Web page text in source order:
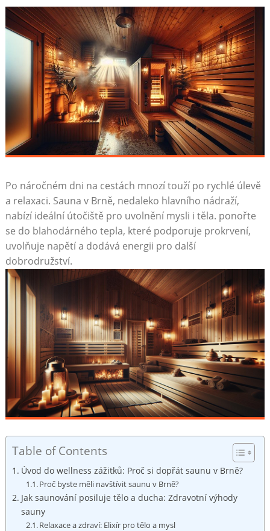
Po náročném dni na cestách mnozí touží po rychlé úlevě
a relaxaci. Sauna v Brně, nedaleko hlavního nádraží,
nabízí ideální útočiště pro uvolnění mysli i těla. ponořte
se do blahodárného tepla, které podporuje prokrvení,
uvolňuje napětí a dodává energii pro další
dobrodružství.
Table of Contents
Úvod do wellness zážitků: Proč si dopřát saunu v Brně?
Proč byste měli navštívit saunu v Brně?
Jak saunování posiluje tělo a ducha: Zdravotní výhody
sauny
Relaxace a zdraví: Elixír pro tělo a mysl